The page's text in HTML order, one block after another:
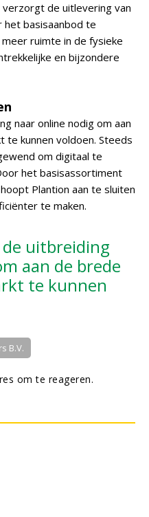
de uitlevering van
het basisaanbod te
ruimte in de fysieke
en bijzondere
naar online nodig om aan
te kunnen voldoen. Steeds
om digitaal te
het basisassortiment
Plantion aan te sluiten
te maken.
uitbreiding
aan de brede
te kunnen
B.V.
om te reageren.